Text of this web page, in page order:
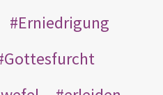
Erniedrigung
Gottesfurcht